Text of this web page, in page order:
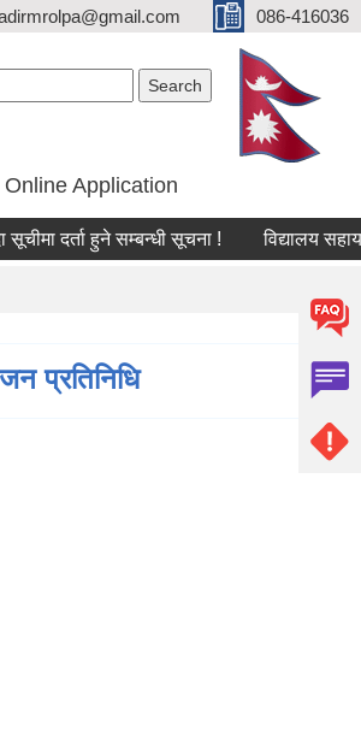
086-416036
Online Application
दर्ता हुने सम्बन्धी सूचना ! विद्यालय सहायक
जन प्रतिनिधि